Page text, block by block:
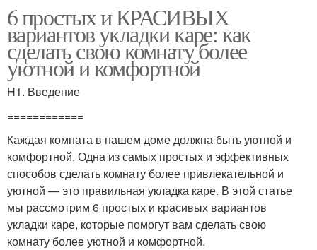
6 простых и КРАСИВЫХ
вариантов укладки каре: как
сделать свою комнату более
уютной и комфортной
H1. Введение
============
Каждая комната в нашем доме должна быть уютной и
комфортной. Одна из самых простых и эффективных
способов сделать комнату более привлекательной и
уютной — это правильная укладка каре. В этой статье
мы рассмотрим 6 простых и красивых вариантов
укладки каре, которые помогут вам сделать свою
комнату более уютной и комфортной.